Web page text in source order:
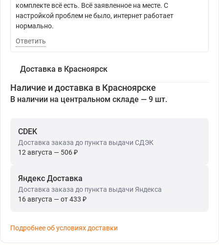
комплекте всё есть. Всё заявленное на месте. С
настройкой проблем не было, интернет работает
нормально.
Ответить
Доставка в Красноярск
Наличие и доставка в Красноярске
В наличии на центральном складе — 9 шт.
CDEK
Доставка заказа до пункта выдачи СДЭК
12 августа — 506 ₽
Яндекс Доставка
Доставка заказа до пункта выдачи Яндекса
16 августа — от 433 ₽
Подробнее об условиях доставки